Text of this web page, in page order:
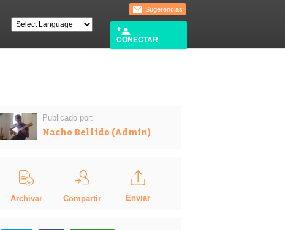
Sugerencias
CONECTAR
Publicado por:
Nacho Bellido (Admin)
Archivar Compartir Enviar